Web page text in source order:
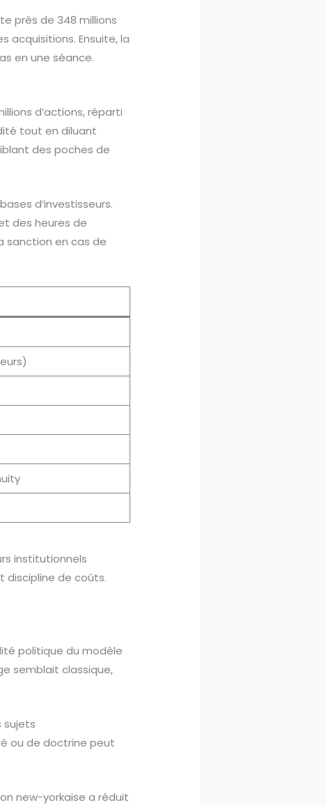
près de 348 millions
acquisitions. Ensuite, la
en une séance.
d’actions, réparti
tout en diluant
des poches de
d’investisseurs.
des heures de
sanction en cas de
institutionnels
discipline de coûts.
politique du modèle
semblait classique,
sujets
ou de doctrine peut
new-yorkaise a réduit